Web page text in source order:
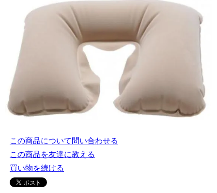
この商品について問い合わせる
この商品を友達に教える
買い物を続ける